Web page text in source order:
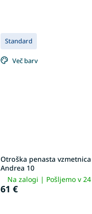
Standard
Več barv
Otroška penasta
Andrea 10
Na zalogi | Pošljemo v
61 €